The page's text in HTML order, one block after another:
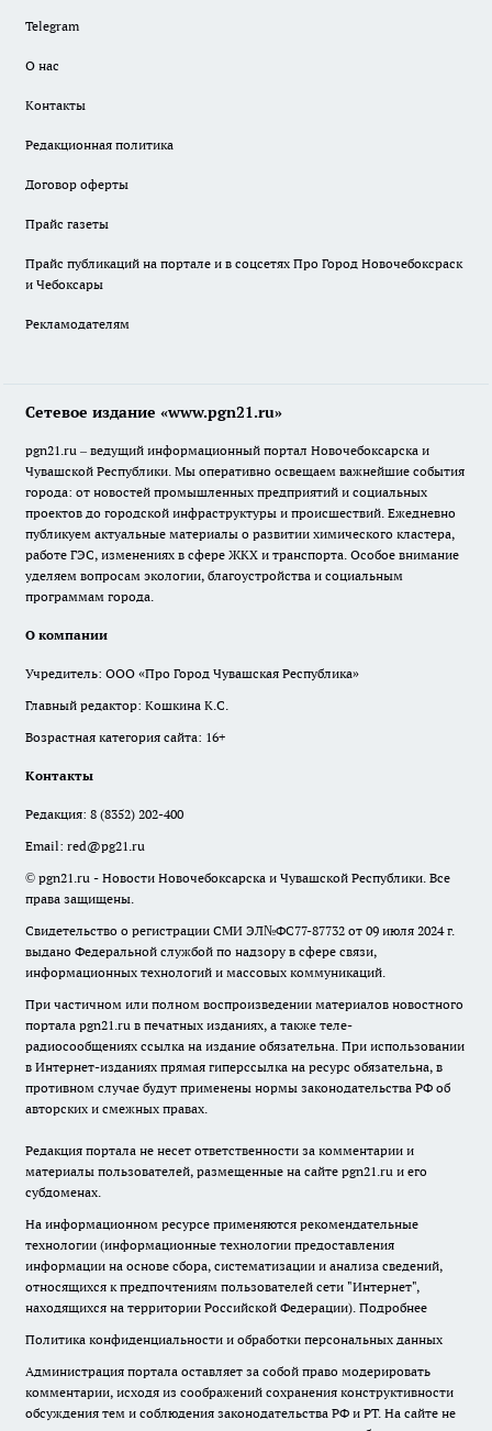
Telegram
О нас
Контакты
Редакционная политика
Договор оферты
Прайс газеты
Прайс публикаций на портале и в соцсетях Про Город Новочебоксраск
и Чебоксары
Рекламодателям
Сетевое издание «www.pgn21.ru»
pgn21.ru – ведущий информационный портал Новочебоксарска и
Чувашской Республики. Мы оперативно освещаем важнейшие события
города: от новостей промышленных предприятий и социальных
проектов до городской инфраструктуры и происшествий. Ежедневно
публикуем актуальные материалы о развитии химического кластера,
работе ГЭС, изменениях в сфере ЖКХ и транспорта. Особое внимание
уделяем вопросам экологии, благоустройства и социальным
программам города.
О компании
Учредитель: ООО «Про Город Чувашская Республика»
Главный редактор: Кошкина К.С.
Возрастная категория сайта: 16+
Контакты
Редакция: 8 (8352) 202-400
Email: red@pg21.ru
© pgn21.ru - Новости Новочебоксарска и Чувашской Республики. Все
права защищены.
Свидетельство о регистрации СМИ ЭЛ№ФС77-87732 от 09 июля 2024 г.
выдано Федеральной службой по надзору в сфере связи,
информационных технологий и массовых коммуникаций.
При частичном или полном воспроизведении материалов новостного
портала pgn21.ru в печатных изданиях, а также теле-
радиосообщениях ссылка на издание обязательна. При использовании
в Интернет-изданиях прямая гиперссылка на ресурс обязательна, в
противном случае будут применены нормы законодательства РФ об
авторских и смежных правах.
Редакция портала не несет ответственности за комментарии и
материалы пользователей, размещенные на сайте pgn21.ru и его
субдоменах.
На информационном ресурсе применяются рекомендательные
технологии (информационные технологии предоставления
информации на основе сбора, систематизации и анализа сведений,
относящихся к предпочтениям пользователей сети "Интернет",
находящихся на территории Российской Федерации). Подробнее
Политика конфиденциальности и обработки персональных данных
Администрация портала оставляет за собой право модерировать
комментарии, исходя из соображений сохранения конструктивности
обсуждения тем и соблюдения законодательства РФ и РТ. На сайте не